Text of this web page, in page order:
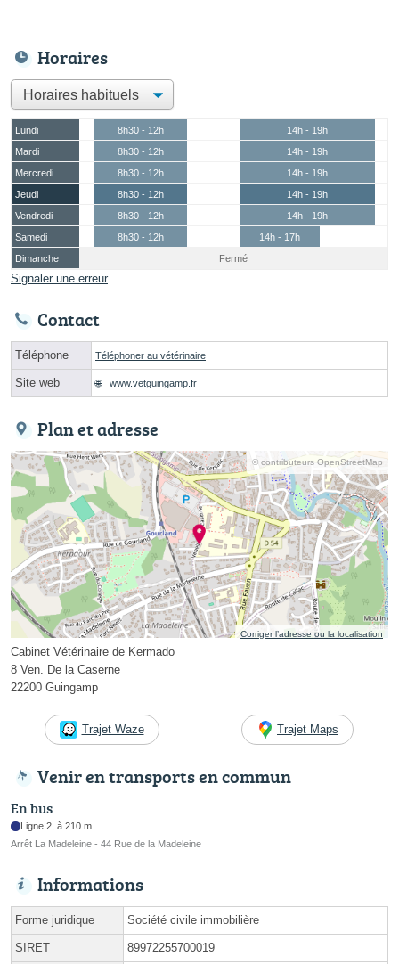
Horaires
Lundi 8h30 - 12h
14h - 19h
Mardi
8h30 - 12h
14h - 19h
Mercredi
8h30 - 12h
14h - 19h
Jeudi
8h30 - 12h
14h - 19h
Vendredi
8h30 - 12h
14h - 19h
Samedi
8h30 - 12h
14h - 17h
Dimanche
Fermé
Signaler une erreur
Contact
Téléphone Téléphoner au vétérinaire
Site web www.vetguingamp.fr
Plan et adresse
© contributeurs OpenStreetMap
Corriger l’adresse ou la localisation
Cabinet Vétérinaire de Kermado
8 Ven. De la Caserne
22200 Guingamp
Trajet Waze Trajet Maps
Venir en transports en commun
En bus
Ligne 2, à 210 m
Arrêt La Madeleine - 44 Rue de la Madeleine
Informations
Forme juridique Société civile immobilière
SIRET 89972255700019